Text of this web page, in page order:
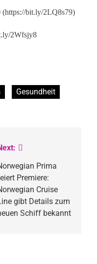
bit.ly/2LQ8s79)
2Wfsjy8
Gesundheit
Prima
Premiere:
Cruise
gibt Details zum
Schiff bekannt